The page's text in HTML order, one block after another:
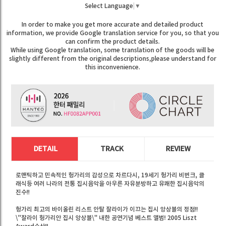
Select Language ▼
In order to make you get more accurate and detailed product
information, we provide Google translation service for you, so that you
can confirm the product details.
While using Google translation, some translation of the goods will be
slightly different from the original descriptions,please understand for
this inconvenience.
DETAIL TRACK REVIEW
로맨틱하고 민속적인 헝가리의 감성으로 차르다시, 19세기 헝가리 비번크, 클
래식등 여러 나라의 전통 집시음악을 아우른 자유분방하고 유쾌한 집시음악의
진수!!
헝가리 최고의 바이올린 리스트 안탈 잘라이가 이끄는 집시 앙상블의 정점!!
\"잘라이 헝가리안 집시 앙상블\" 내한 공연기념 베스트 앨범! 2005 Liszt